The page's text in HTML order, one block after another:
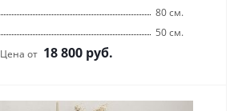
80 см.
50 см.
Цена от 18 800 руб.